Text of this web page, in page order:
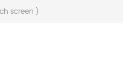
screen )